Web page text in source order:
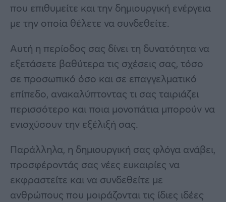
που επιθυμείτε και την δημιουργική ενέργεια
με την οποία θέλετε να συνδεθείτε.
Αυτή η περίοδος σας δίνει τη δυνατότητα να
εξετάσετε βαθύτερα τις σχέσεις σας, τόσο
σε προσωπικό όσο και σε επαγγελματικό
επίπεδο, ανακαλύπτοντας τι σας ταιριάζει
περισσότερο και ποια μονοπάτια μπορούν να
ενισχύσουν την εξέλιξή σας.
Παράλληλα, η δημιουργική σας φλόγα ανάβει,
προσφέροντάς σας νέες ευκαιρίες να
εκφραστείτε και να συνδεθείτε με
ανθρώπους που μοιράζονται τις ίδιες ιδέες